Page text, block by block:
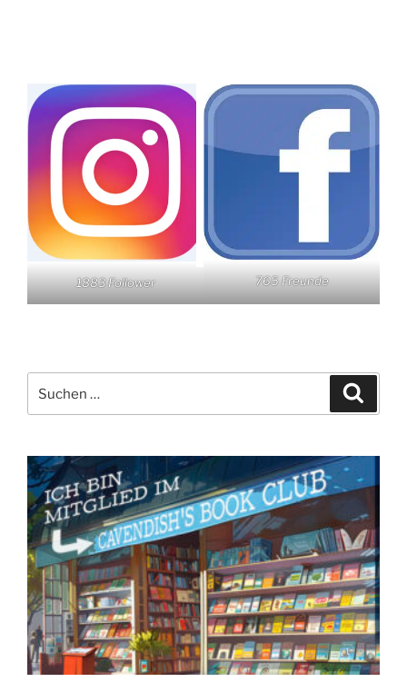
1883 Follower 765 Freunde
nach: